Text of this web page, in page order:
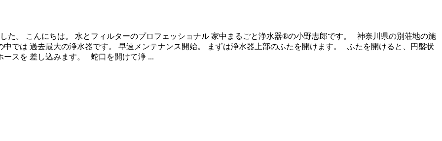
た。 こんにちは。 水とフィルターのプロフェッショナル 家中まるごと浄水器®の小野志郎です。 神奈川県の別荘地の施
では 過去最大の浄水器です。 早速メンテナンス開始。 まずは浄水器上部のふたを開けます。 ふたを開けると、円盤状
スを 差し込みます。 蛇口を開けて浄 ...